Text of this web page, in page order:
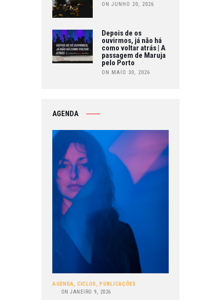
ON JUNHO 20, 2026
Depois de os
ouvirmos, já não há
como voltar atrás | A
passagem de Maruja
pelo Porto
ON MAIO 30, 2026
AGENDA
AGENDA, CICLOS , PUBLICAÇÕES
ON JANEIRO 9, 2026